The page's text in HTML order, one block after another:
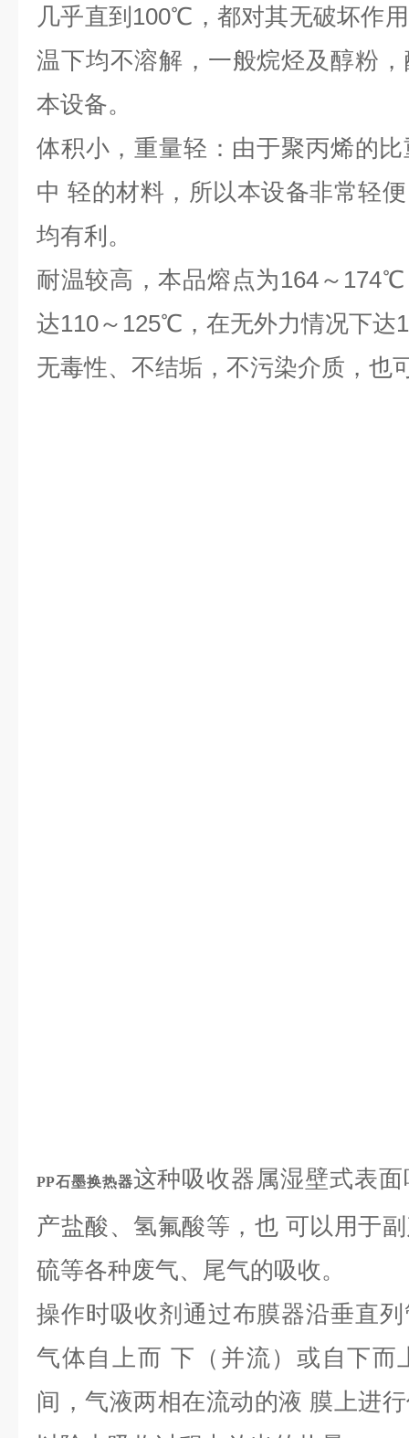
几乎直到100℃，都对其无破坏作
温下均不溶解，一般烷烃及醇粉
本设备。
体积小，重量轻：由于聚丙烯的
中 轻的材料，所以本设备非常轻
均有利。
耐温较高，本品熔点为164～
达110～125℃，在无外力情况下达
无毒性、不结垢，不污染介质，也
PP石墨换热器这种吸收器属湿壁式表
产盐酸、氢氟酸等，也 可以用于
硫等各种废气、尾气的吸收。
操作时吸收剂通过布膜器沿垂直
气体自上而 下（并流）或自下而
间，气液两相在流动的液 膜上进